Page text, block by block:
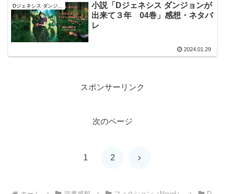
小説「Dジェネシス ダンジョンが
出来て３年 04巻」感想・ネタバ
レ
2024.01.29
スポンサーリンク
次のページ
1 2 次